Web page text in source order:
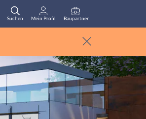
Suchen Mein Profil Baupartner